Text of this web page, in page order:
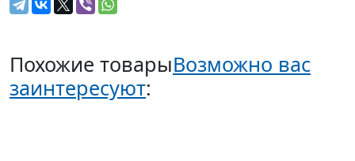
Похожие товарыВозможно вас
заинтересуют: